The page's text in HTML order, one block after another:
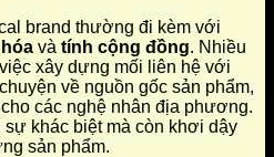
brand thường đi kèm với
và tính cộng đồng. Nhiều
xây dựng mối liên hệ với
về nguồn gốc sản phẩm,
các nghệ nhân địa phương.
khác biệt mà còn khơi dậy
sản phẩm.